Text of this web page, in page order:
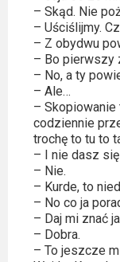
Thrillery
Streaming
Amazon
Prime
Video
Apple
TV
+
– Skąd. Nie
– Uściślijmy.
– Z obydwu
– Bo pierwszy
– No, a ty
– Ale…
– Skopiowanie
codziennie
trochę to tu to
– I nie dasz
– Nie.
– Kurde, to
– No co ja
– Daj mi znać
– Dobra.
– To jeszcze